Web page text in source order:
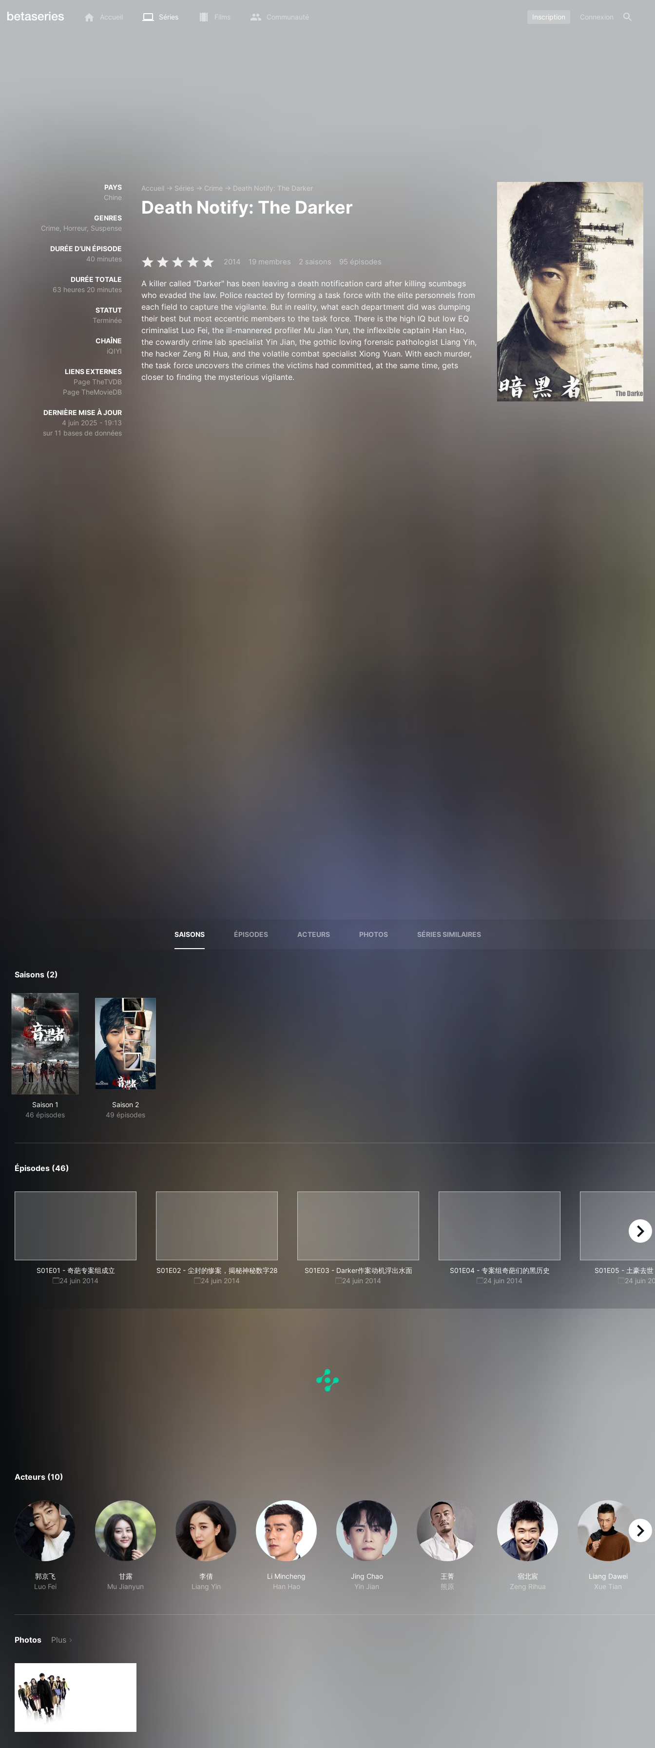
Accueil Séries Films Communauté Inscription Connexion
PAYS
Chine
GENRES
Crime, Horreur, Suspense
DURÉE D’UN ÉPISODE
40 minutes
DURÉE TOTALE
63 heures 20 minutes
STATUT
Terminée
CHAÎNE
iQIYI
LIENS EXTERNES
Page TheTVDB
Page TheMovieDB
DERNIÈRE MISE À JOUR
4 juin 2025 - 19:13
sur 11 bases de données
Accueil → Séries → Crime → Death Notify: The Darker
Death Notify: The Darker
2014 19 membres 2 saisons 95 épisodes
A killer called "Darker" has been leaving a death notification card after killing scumbags
who evaded the law. Police reacted by forming a task force with the elite personnels from
each field to capture the vigilante. But in reality, what each department did was dumping
their best but most eccentric members to the task force. There is the high IQ but low EQ
criminalist Luo Fei, the ill-mannered profiler Mu Jian Yun, the inflexible captain Han Hao,
the cowardly crime lab specialist Yin Jian, the gothic loving forensic pathologist Liang Yin,
the hacker Zeng Ri Hua, and the volatile combat specialist Xiong Yuan. With each murder,
the task force uncovers the crimes the victims had committed, at the same time, gets
closer to finding the mysterious vigilante.
SAISONS ÉPISODES ACTEURS PHOTOS SÉRIES SIMILAIRES
Saisons (2)
Saison 1
46 épisodes
Saison 2
49 épisodes
Épisodes (46)
S01E01 - 奇葩专案组成立
24 juin 2014
S01E02- 尘封的惨案，揭秘神秘数字28
24 juin 2014
S01E03 - Darker作案动机浮出水面
24 juin 2014
S01E04- 专案组奇葩们的黑历史
24 juin 2014
S01E05 - 土豪去
24 juin
right
Acteurs (10)
郭京飞
Luo Fei
甘露
Mu Jianyun
李倩
Liang Yin
Li Mincheng
Han Hao
Jing Chao
Yin Jian
王菁
熊原
宿北宸
Zeng Rihua
Liang Dawei
Xue Tian
right
Photos Plus